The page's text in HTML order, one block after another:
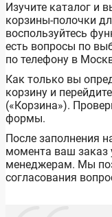
Изучите каталог и
корзины-полочки
воспользуйтесь
есть вопросы по
по телефону в
Как только вы
корзину и
(«Корзина»).
формы.
После заполнения
момента ваш заказ
менеджерам. Мы
согласования